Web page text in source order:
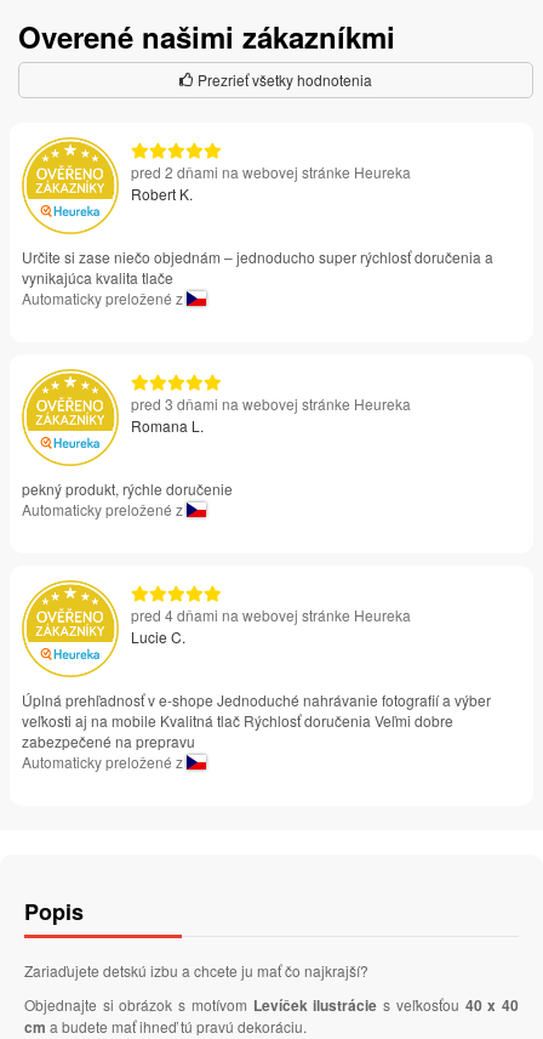
Overené našimi zákazníkmi
Prezrieť všetky hodnotenia
pred 2 dňami na webovej stránke Heureka
Robert K.
Určite si zase niečo objednám – jednoducho super rýchlosť doručenia a
vynikajúca kvalita tlače
Automaticky preložené z
pred 3 dňami na webovej stránke Heureka
Romana L.
pekný produkt, rýchle doručenie
Automaticky preložené z
pred 4 dňami na webovej stránke Heureka
Lucie C.
Úplná prehľadnosť v e-shope Jednoduché nahrávanie fotografií a výber
veľkosti aj na mobile Kvalitná tlač Rýchlosť doručenia Veľmi dobre
zabezpečené na prepravu
Automaticky preložené z
Popis
Zariaďujete detskú izbu a chcete ju mať čo najkrajší?
Objednajte si obrázok s motívom Levíček ilustrácie s veľkosťou 40 x 40
cm a budete mať ihneď tú pravú dekoráciu.